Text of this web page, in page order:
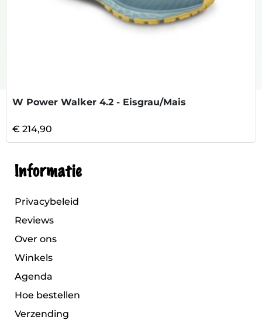
W Power Walker 4.2 - Eisgrau/Mais
€ 214,90
Informatie
Privacybeleid
Reviews
Over ons
Winkels
Agenda
Hoe bestellen
Verzending